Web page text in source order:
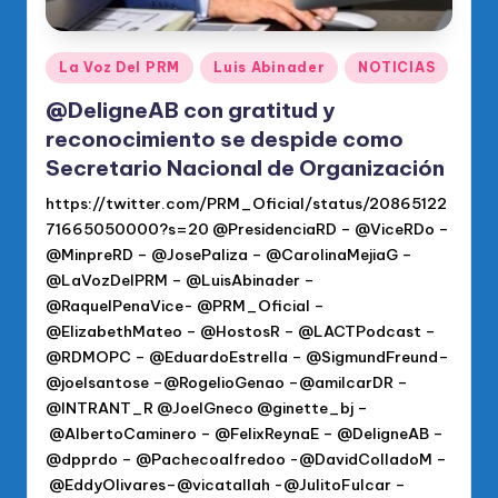
Publicado
en
La Voz Del PRM Luis Abinader NOTICIAS
@DeligneAB con gratitud y
reconocimiento se despide como
Secretario Nacional de Organización
https://twitter.com/PRM_Oficial/status/20865122
71665050000?s=20 @PresidenciaRD – @ViceRDo –
@MinpreRD – @JosePaliza – @CarolinaMejiaG –
@LaVozDelPRM – @LuisAbinader –
@RaquelPenaVice- @PRM_Oficial –
@ElizabethMateo – @HostosR – @LACTPodcast –
@RDMOPC – @EduardoEstrella – @SigmundFreund–
@joelsantose –@RogelioGenao –@amilcarDR –
@INTRANT_R @JoelGneco @ginette_bj –
@AlbertoCaminero – @FelixReynaE – @DeligneAB –
@dpprdo – @Pachecoalfredoo -@DavidColladoM –
@EddyOlivares–@vicatallah -@JulitoFulcar –